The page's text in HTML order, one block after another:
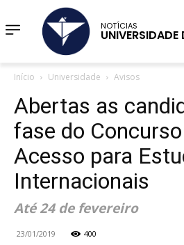
NOTÍCIAS
Início Universidade Avisos
Abertas as
fase do
Acesso para
Internacionais
Até 24 de fevereiro
23/01/2019 400